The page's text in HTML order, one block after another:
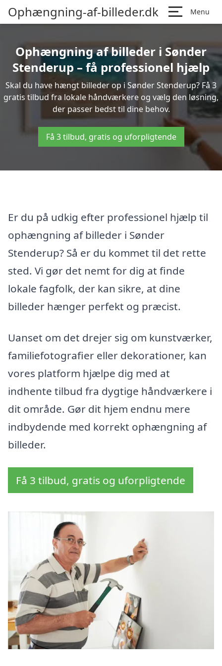
Ophængning-af-billeder.dk Menu
Ophængning af billeder i Sønder
Stenderup – få professionel hjælp
Skal du have hængt billeder op i Sønder Stenderup? Få 3
gratis tilbud fra lokale håndværkere og vælg den løsning,
der passer bedst til dine behov.
Få 3 tilbud, gratis og uforpligtende
Er du på udkig efter professionel hjælp til
ophængning af billeder i Sønder
Stenderup? Så er du kommet til det rette
sted. Vi gør det nemt for dig at finde
lokale fagfolk, der kan sikre, at dine
billeder hænger perfekt og præcist.
Uanset om det drejer sig om kunstværker,
familiefotografier eller dekorationer, kan
vores platform hjælpe dig med at
indhente tilbud fra dygtige håndværkere i
dit område. Gør dit hjem endnu mere
indbydende med korrekt ophængning af
billeder.
Få 3 tilbud, gratis og uforpligtende